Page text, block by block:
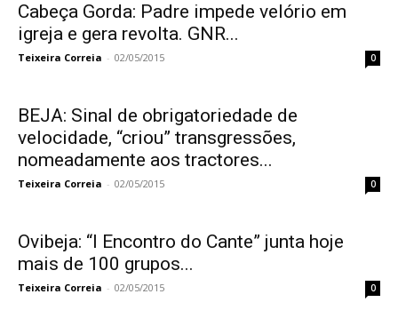
Cabeça Gorda: Padre impede velório em
igreja e gera revolta. GNR...
Teixeira Correia - 02/05/2015 0
BEJA: Sinal de obrigatoriedade de
velocidade, “criou” transgressões,
nomeadamente aos tractores...
Teixeira Correia - 02/05/2015 0
Ovibeja: “I Encontro do Cante” junta hoje
mais de 100 grupos...
Teixeira Correia - 02/05/2015 0